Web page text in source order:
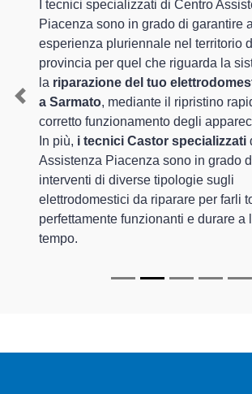
I tecnici specializzati di Centro
Piacenza sono in grado di garantire
esperienza pluriennale nel territorio
provincia per quel che riguarda la
la riparazione del tuo
a Sarmato, mediante il ripristino
corretto funzionamento degli
In più, i tecnici Castor specializzati
Assistenza Piacenza sono in grado
interventi di diverse tipologie sugli
elettrodomestici da riparare per farli
perfettamente funzionanti e durare a
tempo.
Previous